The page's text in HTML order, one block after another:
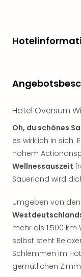
Hotel Oversum
Oh, du schönes
es wirklich in sich.
hohem
Wellnessauszeit
Sauerland wird
Umgeben von den
mehr als 1.500
selbst steht
Schlemmen im
gemütlichen